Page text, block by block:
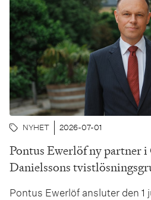
NYHET 2026-07-01
Pontus Ewerlöf ny partner
Danielssons
Pontus Ewerlöf ansluter den 1